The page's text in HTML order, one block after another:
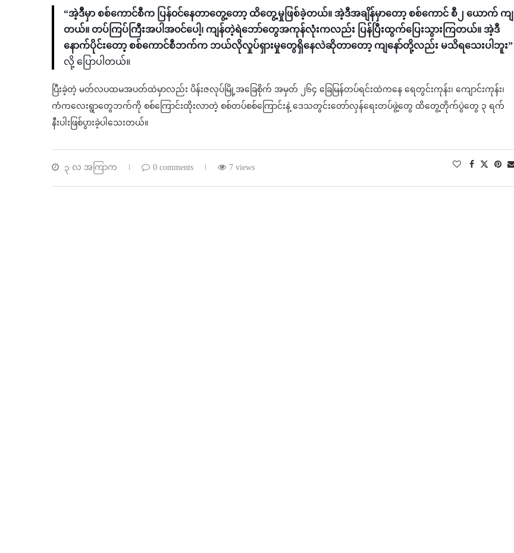
“အဲ့ဒိီမှာ စစ်ကောင်စီက ပြန်၀င်နေတာတွေ့တော့ ထိတွေ့မှုဖြစ်ခဲ့တယ်။ အဲ့ဒီအချိန်မှာတော့ စစ်ကောင် စီ၂ ယောက် ကျ
တယ်။ တပ်ကြပ်ကြီးအပါအ၀င်ပေါ့၊ ကျန်တဲ့ရဲဘော်တွေအကုန်လုံးကလည်း ပြန်ပြီးထွက်ပြေးသွားကြတယ်။ အဲ့ဒီ
နောက်ပိုင်းတော့ စစ်ကောင်စီဘက်က ဘယ်လိုလှုပ်ရှားမှုတွေရှိနေလဲဆိုတာတော့ ကျနော်တို့လည်း မသိရသေးပါဘူး”
လို့ ပြောပါတယ်။
ပြီးခဲ့တဲ့ မတ်လပထမအပတ်ထဲမှာလည်း ပိန်းဇလုပ်မြို့အခြေစိုက် အမှတ် ၂၆၄ ခြေမြန်တပ်ရင်းထဲကနေ ရေတွင်းကုန်း၊ ကျောင်းကုန်း၊
ကံကလေးရွာတွေဘက်ကို စစ်ကြောင်းထိုးလာတဲ့ စစ်တပ်စစ်ကြောင်းနဲ့ ဒေသတွင်းတော်လှန်ရေးတပ်ဖွဲ့တွေ ထိတွေ့တိုက်ပွဲတွေ ၃ ရက်
နီးပါးဖြစ်ပွားခဲ့ပါသေးတယ်။
၃ လ အကြာက 0 comments 7 views